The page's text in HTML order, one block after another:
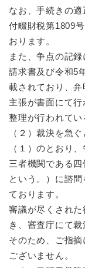
なお、手続きの
付畷財税第1809
おります。
また、争点の記
請求書及び令和5
載されており、
主張が書面にて
整理が行われてい
（２）裁決を急
（１）のとおり
三者機関である四
という。）に諮
ております。
審議が尽くされ
き、審査庁にて裁
そのため、ご指
ございません。